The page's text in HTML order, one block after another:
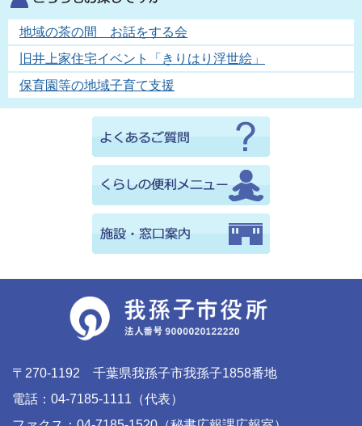
地域の茶の間 お話をする会
旧井上家住宅イベント「きりはり浮世絵」
保育園等の地域子育て支援
〒270-1192 千葉県我孫子市我孫子1858番地
電話：04-7185-1111（代表）